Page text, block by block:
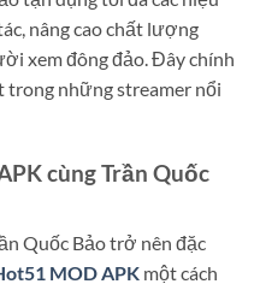
nâng cao chất lượng
xem đông đảo. Đây chính
trong những streamer nổi
cùng Trần Quốc
Quốc Bảo trở nên đặc
MOD APK một cách